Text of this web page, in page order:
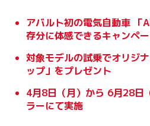
アバルト初の電気自動車
存分に体感できるキャンペ
対象モデルの試乗でオリジ
ップ」をプレゼント
4月8日（月）から 6月28日
ラーにて実施